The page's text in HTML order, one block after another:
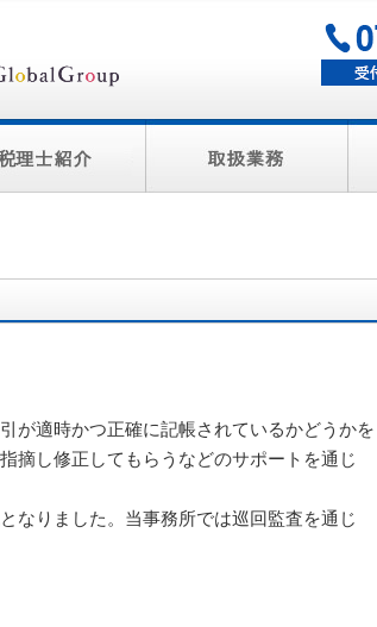
が適時かつ正確に記帳されているかどうかを
摘し修正してもらうなどのサポートを通じ
なりました。当事務所では巡回監査を通じ